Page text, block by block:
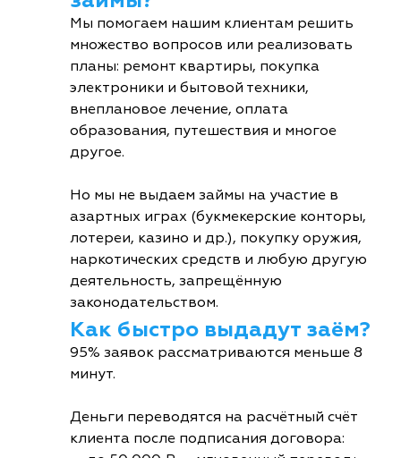
Мы помогаем нашим клиентам решить
множество вопросов или реализовать
планы: ремонт квартиры, покупка
электроники и бытовой техники,
внеплановое лечение, оплата
образования, путешествия и многое
другое.
Но мы не выдаем займы на участие в
азартных играх (букмекерские конторы,
лотереи, казино и др.), покупку оружия,
наркотических средств и любую другую
деятельность, запрещённую
законодательством.
Как быстро выдадут заём?
95% заявок рассматриваются меньше 8
минут.
Деньги переводятся на расчётный счёт
клиента после подписания договора: